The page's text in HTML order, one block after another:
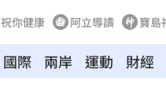
祝你健康 阿立導讀 寶島
國際 兩岸 運動 財經